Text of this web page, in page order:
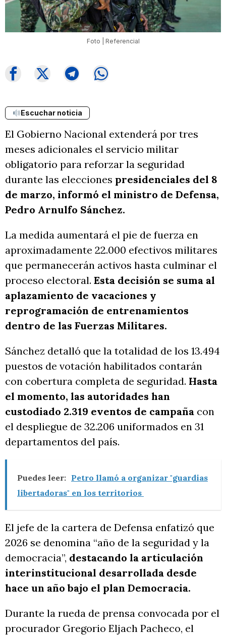
Foto | Referencial
Escuchar noticia
El Gobierno Nacional extenderá por tres
meses adicionales el servicio militar
obligatorio para reforzar la seguridad
durante las elecciones presidenciales del 8
de marzo, informó el ministro de Defensa,
Pedro Arnulfo Sánchez.
La medida aumentará el pie de fuerza en
aproximadamente 22.000 efectivos militares
que permanecerán activos hasta culminar el
proceso electoral. Esta decisión se suma al
aplazamiento de vacaciones y
reprogramación de entrenamientos
dentro de las Fuerzas Militares.
Sánchez detalló que la totalidad de los 13.494
puestos de votación habilitados contarán
con cobertura completa de seguridad. Hasta
el momento, las autoridades han
custodiado 2.319 eventos de campaña con
el despliegue de 32.206 uniformados en 31
departamentos del país.
Puedes leer: Petro llamó a organizar "guardias
libertadoras" en los territorios
El jefe de la cartera de Defensa enfatizó que
2026 se denomina “año de la seguridad y la
democracia”, destacando la articulación
interinstitucional desarrollada desde
hace un año bajo el plan Democracia.
Durante la rueda de prensa convocada por el
procurador Gregorio Eljach Pacheco, el